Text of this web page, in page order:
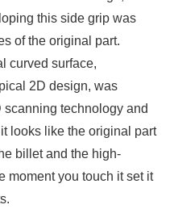
this side grip was
of the original part.
curved surface,
2D design, was
technology and
looks like the original part
billet and the high-
moment you touch it set it